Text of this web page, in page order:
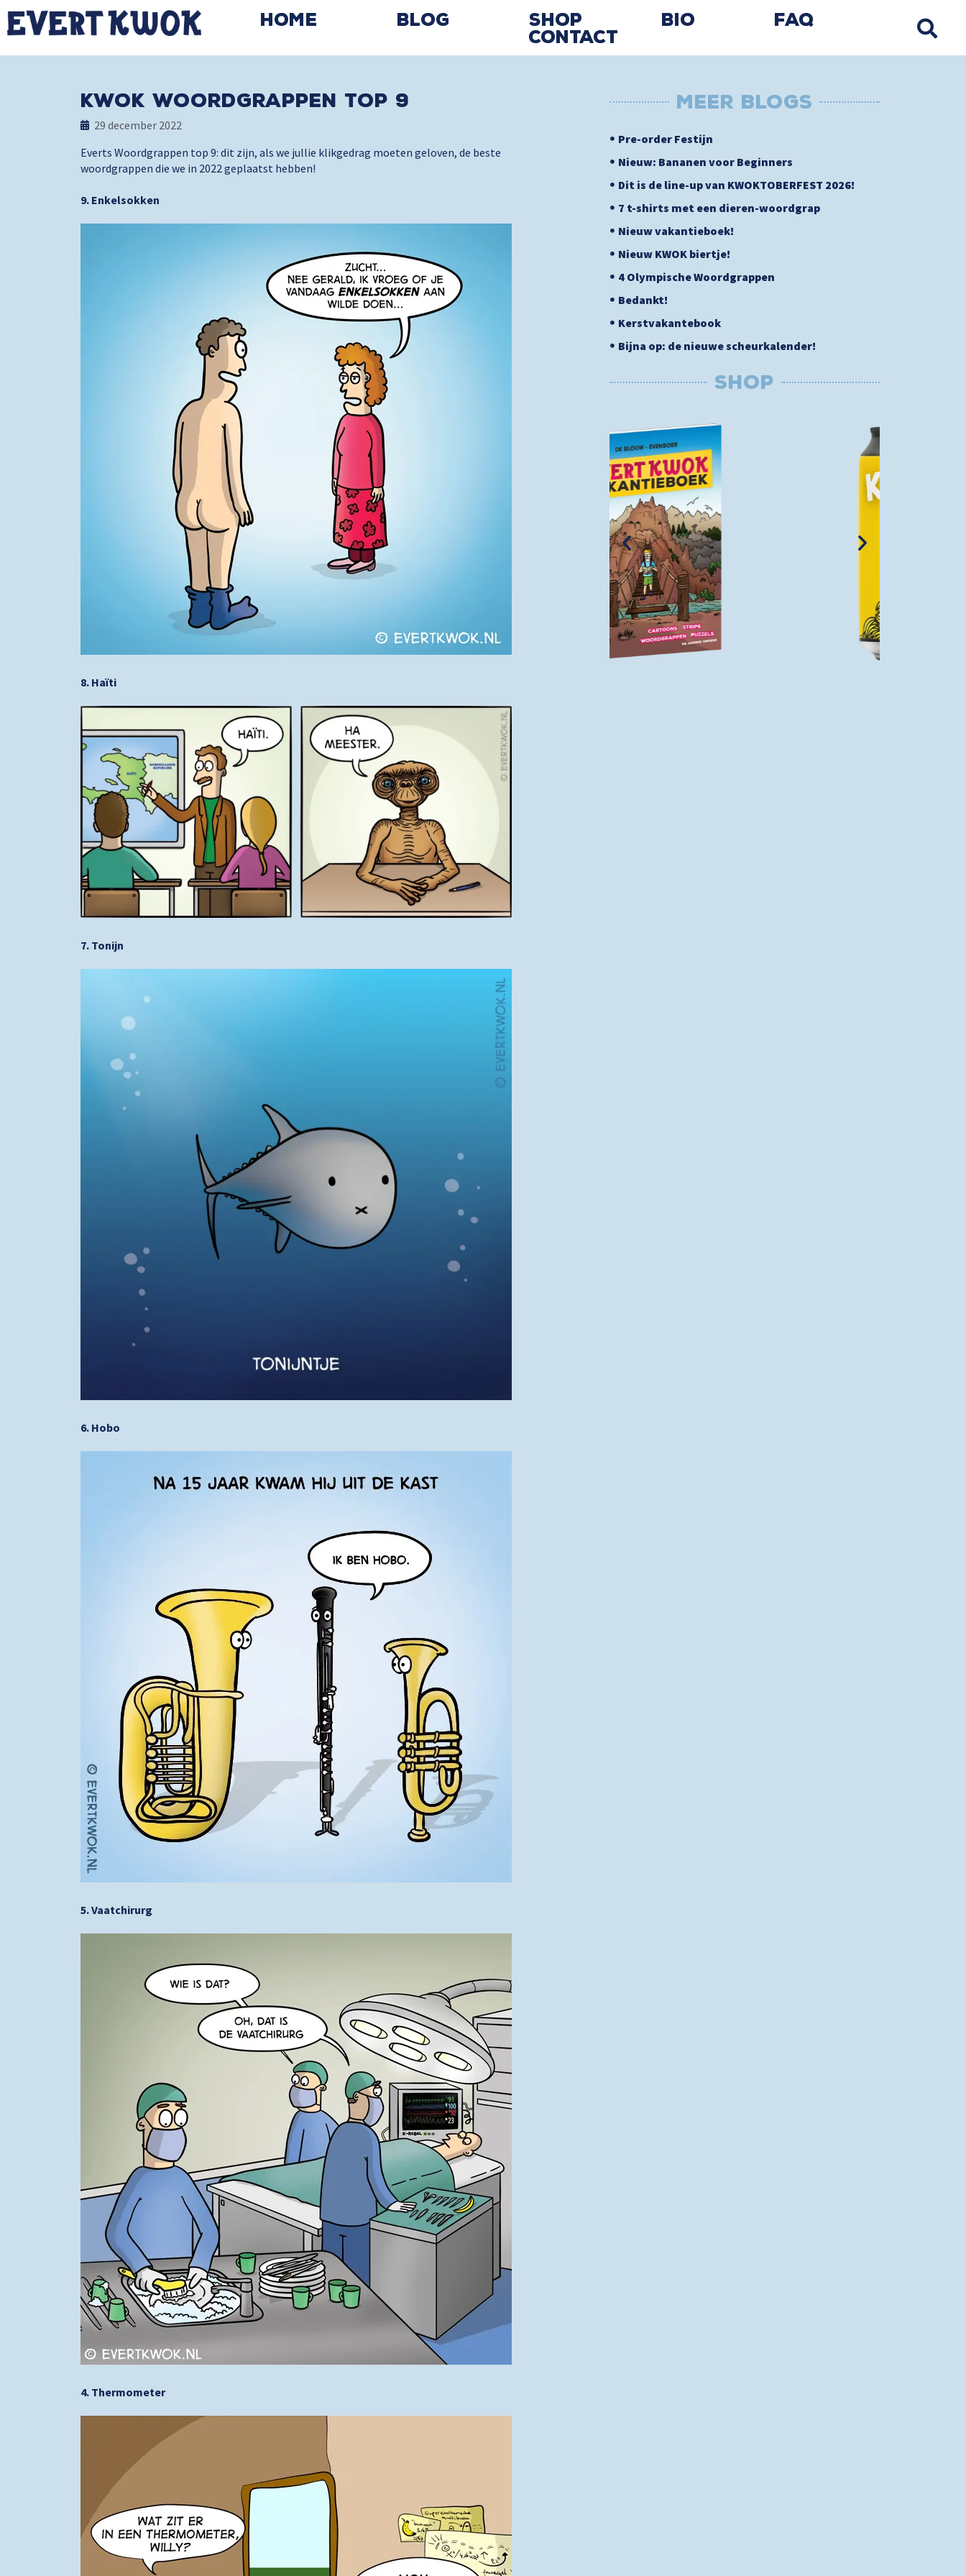
Home Blog Shop Bio
FAQ
Contact
Kwok Woordgrappen Top 9
29 december 2022
Everts Woordgrappen top 9: dit zijn, als we jullie klikgedrag moeten geloven, de beste
woordgrappen die we in 2022 geplaatst hebben!
9. Enkelsokken
8. Haïti
7. Tonijn
6. Hobo
5. Vaatchirurg
4. Thermometer
MEER BLOGs
Pre-order Festijn
Nieuw: Bananen voor Beginners
Dit is de line-up van KWOKTOBERFEST 2026!
7 t-shirts met een dieren-woordgrap
Nieuw vakantieboek!
Nieuw KWOK biertje!
4 Olympische Woordgrappen
Bedankt!
Kerstvakantebook
Bijna op: de nieuwe scheurkalender!
SHOP